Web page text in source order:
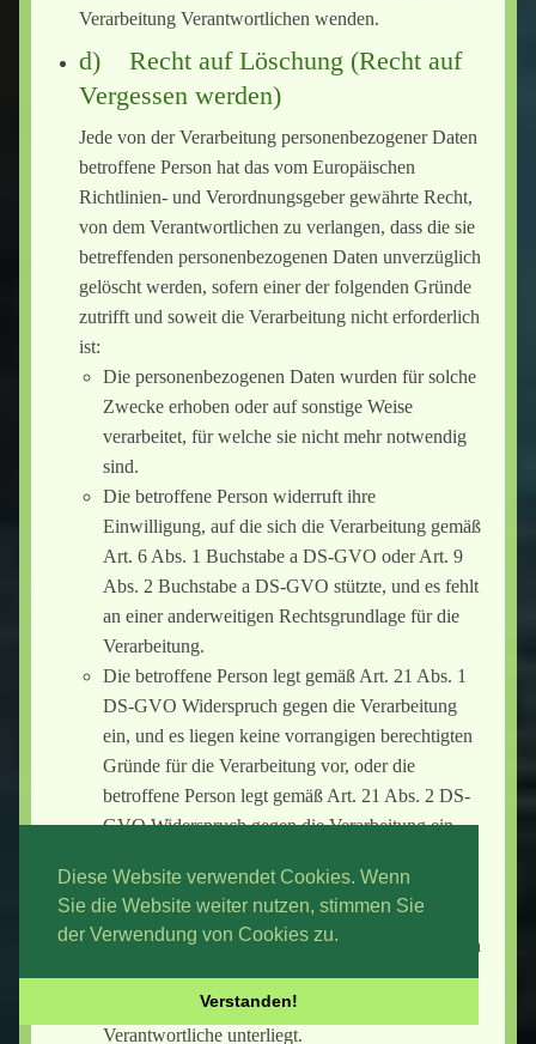
Diese Website verwendet Cookies. Wenn
Sie die Website weiter nutzen, stimmen Sie
der Verwendung von Cookies zu.
Verstanden!
Verarbeitung Verantwortlichen wenden.
d) Recht auf Löschung (Recht auf
Vergessen werden)
Jede von der Verarbeitung personenbezogener Daten
betroffene Person hat das vom Europäischen
Richtlinien- und Verordnungsgeber gewährte Recht,
von dem Verantwortlichen zu verlangen, dass die sie
betreffenden personenbezogenen Daten unverzüglich
gelöscht werden, sofern einer der folgenden Gründe
zutrifft und soweit die Verarbeitung nicht erforderlich
ist:
Die personenbezogenen Daten wurden für solche
Zwecke erhoben oder auf sonstige Weise
verarbeitet, für welche sie nicht mehr notwendig
sind.
Die betroffene Person widerruft ihre
Einwilligung, auf die sich die Verarbeitung gemäß
Art. 6 Abs. 1 Buchstabe a DS-GVO oder Art. 9
Abs. 2 Buchstabe a DS-GVO stützte, und es fehlt
an einer anderweitigen Rechtsgrundlage für die
Verarbeitung.
Die betroffene Person legt gemäß Art. 21 Abs. 1
DS-GVO Widerspruch gegen die Verarbeitung
ein, und es liegen keine vorrangigen berechtigten
Gründe für die Verarbeitung vor, oder die
betroffene Person legt gemäß Art. 21 Abs. 2 DS-
GVO Widerspruch gegen die Verarbeitung ein.
unrechtmäßig verarbeitet.
Die Löschung der personenbezogenen Daten ist
zur Erfüllung einer rechtlichen Verpflichtung nach
dem Unionsrecht oder dem Recht der
Mitgliedstaaten erforderlich, dem der
Verantwortliche unterliegt.